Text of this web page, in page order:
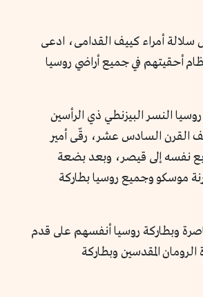
سلالة أمراء كييف القدامى، ادعى
أحقيتهم في جميع أراضي روسيا
النسر البيزنطي ذي الرأسين
القرن السادس عشر، رقّى أمير
نفسه إلى قيصر، وبعد بضعة
موسكو وجميع روسيا بطاركة
وبطاركة روسيا أنفسهم على قدم
الرومان المقدسين وبطاركة